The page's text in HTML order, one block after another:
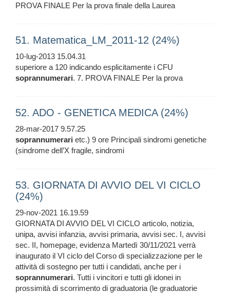
PROVA FINALE Per la prova finale della Laurea
51. Matematica_LM_2011-12 (24%)
10-lug-2013 15.04.31
superiore a 120 indicando esplicitamente i CFU
soprannumerari. 7. PROVA FINALE Per la prova
52. ADO - GENETICA MEDICA (24%)
28-mar-2017 9.57.25
soprannumerari etc.) 9 ore Principali sindromi genetiche
(sindrome dell’X fragile, sindromi
53. GIORNATA DI AVVIO DEL VI CICLO
(24%)
29-nov-2021 16.19.59
GIORNATA DI AVVIO DEL VI CICLO articolo, notizia,
unipa, avvisi infanzia, avvisi primaria, avvisi sec. I, avvisi
sec. II, homepage, evidenza Martedì 30/11/2021 verrà
inaugurato il VI ciclo del Corso di specializzazione per le
attività di sostegno per tutti i candidati, anche per i
soprannumerari. Tutti i vincitori e tutti gli idonei in
prossimità di scorrimento di graduatoria (le graduatorie